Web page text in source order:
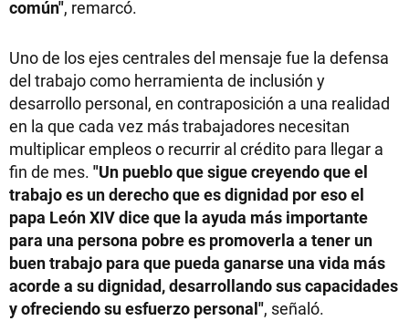
común", remarcó.
Uno de los ejes centrales del mensaje fue la defensa
del trabajo como herramienta de inclusión y
desarrollo personal, en contraposición a una realidad
en la que cada vez más trabajadores necesitan
multiplicar empleos o recurrir al crédito para llegar a
fin de mes. "Un pueblo que sigue creyendo que el
trabajo es un derecho que es dignidad por eso el
papa León XIV dice que la ayuda más importante
para una persona pobre es promoverla a tener un
buen trabajo para que pueda ganarse una vida más
acorde a su dignidad, desarrollando sus capacidades
y ofreciendo su esfuerzo personal", señaló.